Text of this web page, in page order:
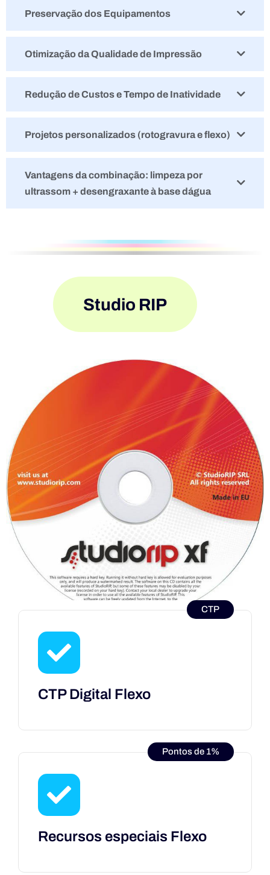
Preservação dos Equipamentos
Otimização da Qualidade de Impressão
Redução de Custos e Tempo de Inatividade
Projetos personalizados (rotogravura e flexo)
Vantagens da combinação: limpeza por
ultrassom + desengraxante à base dágua
Studio RIP
CTP
CTP Digital Flexo
Pontos de 1%
Recursos especiais Flexo